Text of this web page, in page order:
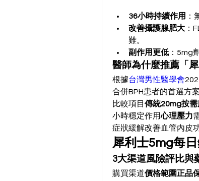
36小時持續作用
：
改善攝護腺肥大 ：
難。
副作用更低 ：5mg
醫師為什麼推薦「
根據台灣男性醫學會
合併BPH患者的首選方
比較項目 傳統20mg按
小時穩定作用心理壓力
症狀緩解改善血管內皮
犀利士5mg每
3大渠道風險評比與
購買渠道價格範圍正品